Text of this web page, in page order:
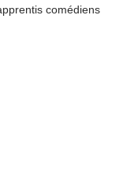
comédiens